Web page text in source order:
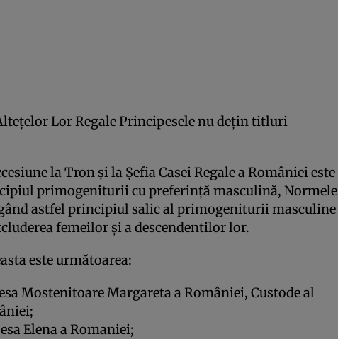
Lor Regale Principesele nu deţin titluri
la Tron şi la Şefia Casei Regale a României este
primogeniturii cu preferinţă masculină, Normele
astfel principiul salic al primogeniturii masculine
femeilor şi a descendentilor lor.
este următoarea:
Mostenitoare Margareta a României, Custode al
Elena a Romaniei;